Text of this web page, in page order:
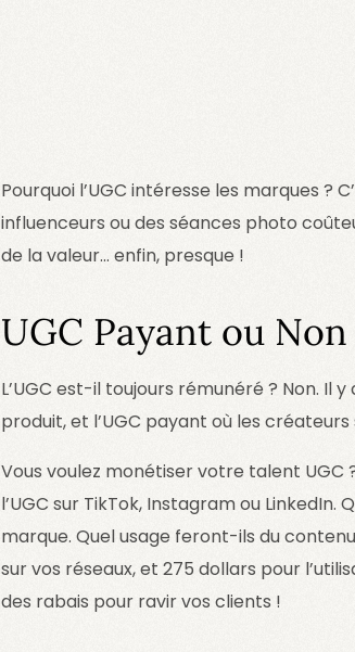
Pourquoi l’UGC intéresse les marques ?
influenceurs ou des séances photo
de la valeur… enfin, presque !
UGC Payant ou
L’UGC est-il toujours rémunéré ? Non. Il
produit, et l’UGC payant où les
Vous voulez monétiser votre talent UGC
l’UGC sur TikTok, Instagram ou
marque. Quel usage feront-ils du
sur vos réseaux, et 275 dollars pour
des rabais pour ravir vos clients !